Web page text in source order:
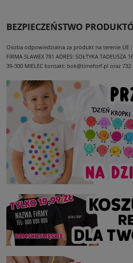
BEZPIECZEŃSTWO
Osoba odpowiedzialna za produkt na terenie UE
FIRMA SLAWEX 781 ADRES: SOŁTYKA TADEUSZA
39-300 MIELEC kontakt: bok@timeforf.pl oraz 732